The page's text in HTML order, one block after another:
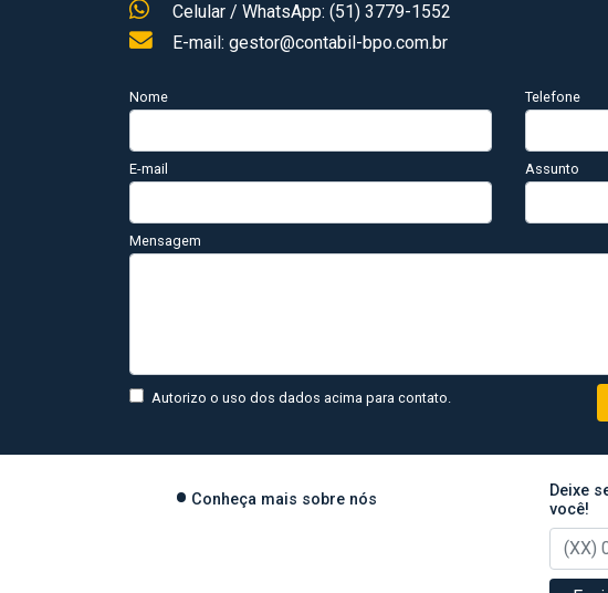
Celular / WhatsApp: (51) 3779-1552
E-mail: gestor@contabil-bpo.com.br
Nome Telefone
E-mail Assunto
Mensagem
Autorizo o uso dos dados acima para contato.
Conheça mais sobre nós
Deixe
você!